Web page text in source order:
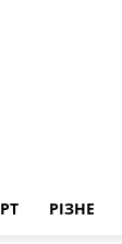
РІЗНЕ